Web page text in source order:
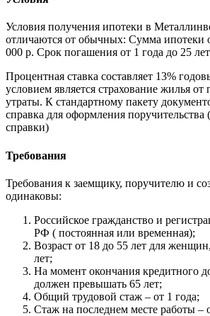
Условия получения ипотеки в
отличаются от обычных: Сумма ипотеки
000 р. Срок погашения от 1 года до 25
Процентная ставка составляет 13%
условием является страхование жилья
утраты. К стандартному пакету
справка для оформления поручительства
справки)
Требования
Требования к заемщику, поручителю и
одинаковы:
Российское гражданство и
РФ ( постоянная или временная);
Возраст от 18 до 55 лет для
лет;
На момент окончания кредитного
должен превышать 65 лет;
Общий трудовой стаж – от 1 года;
Стаж на последнем месте работы –